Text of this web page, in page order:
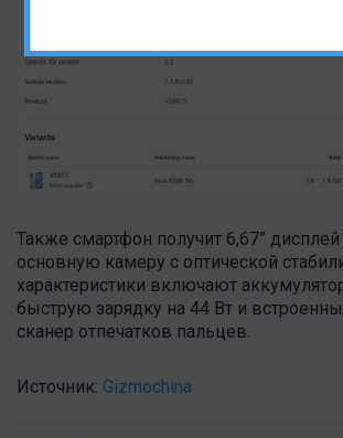
Также смартфон получит 6,67”
основную камеру с оптической
характеристики включают
быструю зарядку на 44 Вт и
сканер отпечатков пальцев.
Источник: Gizmochina